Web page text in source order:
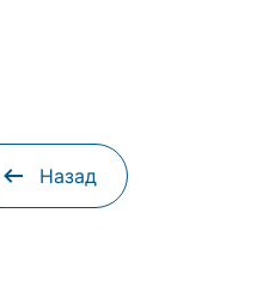
Назад